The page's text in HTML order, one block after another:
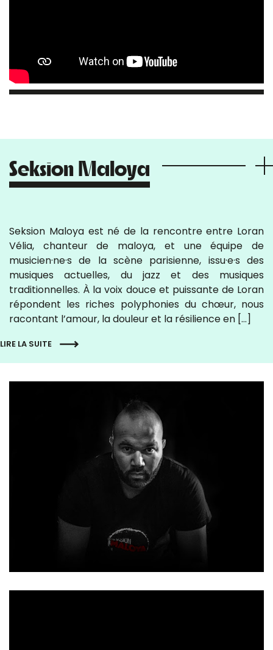
Seksion Maloya
Seksion Maloya est né de la rencontre entre Loran
Vélia, chanteur de maloya, et une équipe de
musicien·ne·s de la scène parisienne, issu·e·s des
musiques actuelles, du jazz et des musiques
traditionnelles. À la voix douce et puissante de Loran
répondent les riches polyphonies du chœur, nous
racontant l’amour, la douleur et la résilience en […]
LIRE LA SUITE